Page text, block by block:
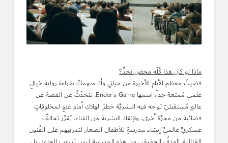
ماذا لو كان هذا كُلّه محض تحدٍّ؟
قضيتُ معظم الأيام الأخيرة من حياتي وأنا منهمكٌ بقراءة رواية خيالٍ
علمي مُمتعة جداً، اسمها Ender’s Game. تتحدَّثُ عن القصة عن
عالمٍ مُستقبليّ تواجه فيه البشريَّة خطرَ الهلاك أمام غزوٍ لمخلوقاتٍ
فضائية من مجرَّة أخرى، ولإنقاذ البشرية من الفناء، يُقرِّر تحالفٌ
عسكريٌّ عالميٌّ إنشاء مدرسةٍ للأطفال الصغار لتدريبهم على الفُنون